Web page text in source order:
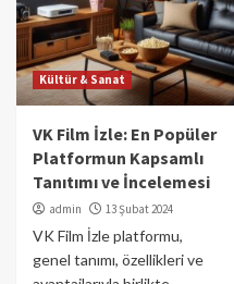
Kültür & Sanat
VK Film İzle: En Popüler
Platformun Kapsamlı
Tanıtımı ve İncelemesi
admin 13 Şubat 2024
VK Film İzle platformu,
genel tanımı, özellikleri ve